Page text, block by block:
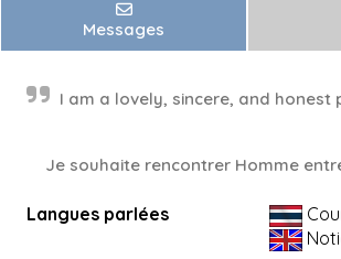
Messages
I am a lovely, sincere, and honest
Je souhaite rencontrer Homme
Langues parlées